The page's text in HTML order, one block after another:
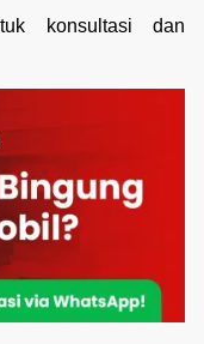
konsultasi dan